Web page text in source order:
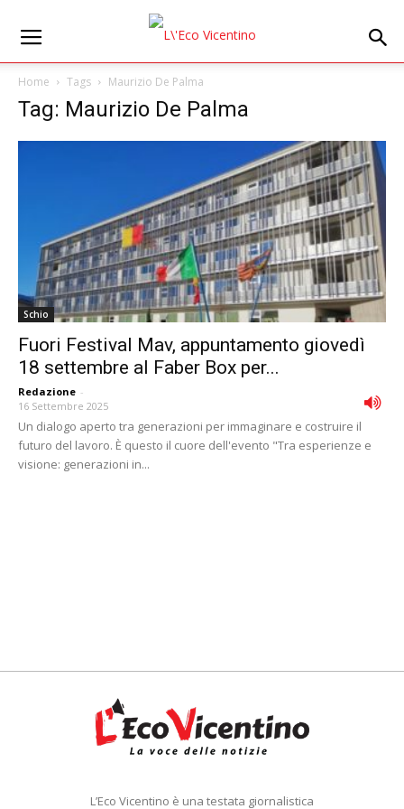
Home Tags Maurizio De Palma
Tag: Maurizio De Palma
Schio
Fuori Festival Mav, appuntamento giovedì
18 settembre al Faber Box per...
Redazione -
16 Settembre 2025
Un dialogo aperto tra generazioni per immaginare e costruire il
futuro del lavoro. È questo il cuore dell'evento "Tra esperienze e
visione: generazioni in...
L’Eco Vicentino è una testata giornalistica